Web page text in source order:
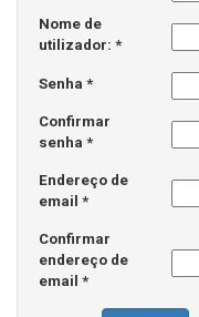
Nome de
utilizador: *
Senha *
Confirmar
senha *
Endereço de
email *
Confirmar
endereço de
email *